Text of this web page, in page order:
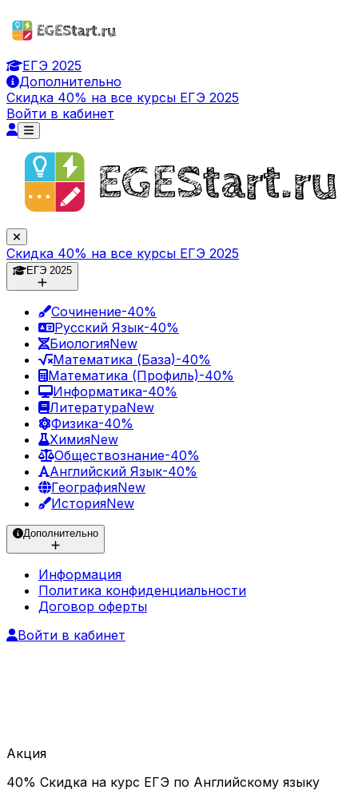
ЕГЭ 2025
Дополнительно
Скидка 40% на все курсы ЕГЭ 2025
Войти в кабинет
Скидка 40% на все курсы ЕГЭ 2025
ЕГЭ 2025
Сочинение-40%
Русский Язык-40%
БиологияNew
Математика (База)-40%
Математика (Профиль)-40%
Информатика-40%
ЛитератураNew
Физика-40%
ХимияNew
Обществознание-40%
Английский Язык-40%
ГеографияNew
ИсторияNew
Дополнительно
Информация
Политика конфиденциальности
Договор оферты
Войти в кабинет
Акция
40% Скидка на курс ЕГЭ по Английскому языку